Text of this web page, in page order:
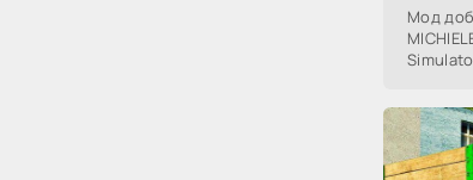
Мод